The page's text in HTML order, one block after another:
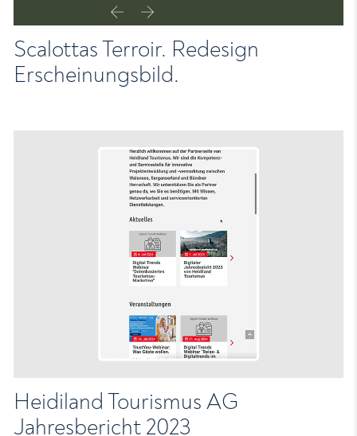
Scalottas Terroir. Redesign
Erscheinungsbild.
Heidiland Tourismus AG
Jahresbericht 2023